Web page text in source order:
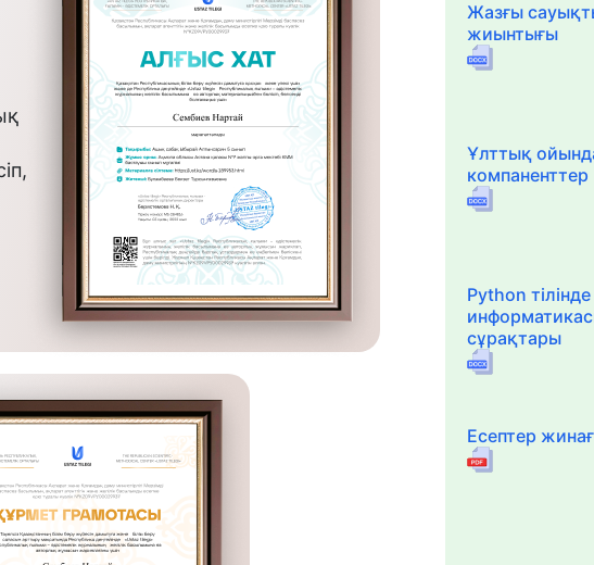
Жазғы
жиынтығы
Ұлттық
компаненттер
Python
сұрақтары
Есептер